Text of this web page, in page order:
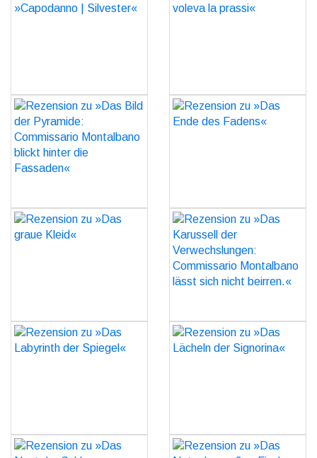
»Capodanno | Silvester«
voleva la prassi«
Rezension zu »Das Bild
der Pyramide:
Commissario Montalbano
blickt hinter die
Fassaden«
Rezension zu »Das Ende
des Fadens«
Rezension zu »Das graue
Kleid«
Rezension zu »Das
Karussell der
Verwechslungen:
Commissario Montalbano
lässt sich nicht beirren.«
Rezension zu »Das
Labyrinth der Spiegel«
Rezension zu »Das
Lächeln der Signorina«
Rezension zu »Das Nest
Rezension zu »Das Netz